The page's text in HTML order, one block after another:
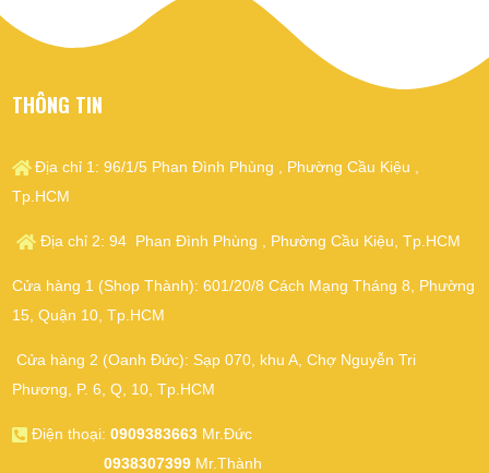
THÔNG TIN
Địa chỉ 1: 96/1/5 Phan Đình Phùng , Phường Cầu Kiệu ,
Tp.HCM
Địa chỉ 2: 94 Phan Đình Phùng , Phường Cầu Kiệu, Tp.HCM
Cửa hàng 1 (Shop Thành): 601/20/8 Cách Mạng Tháng 8, Phường
15, Quận 10, Tp.HCM
Cửa hàng 2 (Oanh Đức): Sạp 070, khu A, Chợ Nguyễn Tri
Phương, P. 6, Q, 10, Tp.HCM
Điện thoại: 0909383663Mr.Đức
0938307399 Mr.Thành